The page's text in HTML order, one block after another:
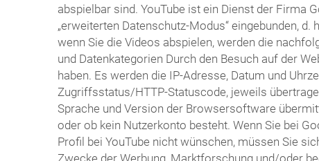
abspielbar sind. YouTube ist ein Dienst der Firma
„erweiterten Datenschutz-Modus“ eingebunden,
wenn Sie die Videos abspielen, werden die
und Datenkategorien Durch den Besuch auf der
haben. Es werden die IP-Adresse, Datum und
Zugriffsstatus/HTTP-Statuscode, jeweils
Sprache und Version der Browsersoftware
oder ob kein Nutzerkonto besteht. Wenn Sie bei
Profil bei YouTube nicht wünschen, müssen Sie
Zwecke der Werbung, Marktforschung und/oder